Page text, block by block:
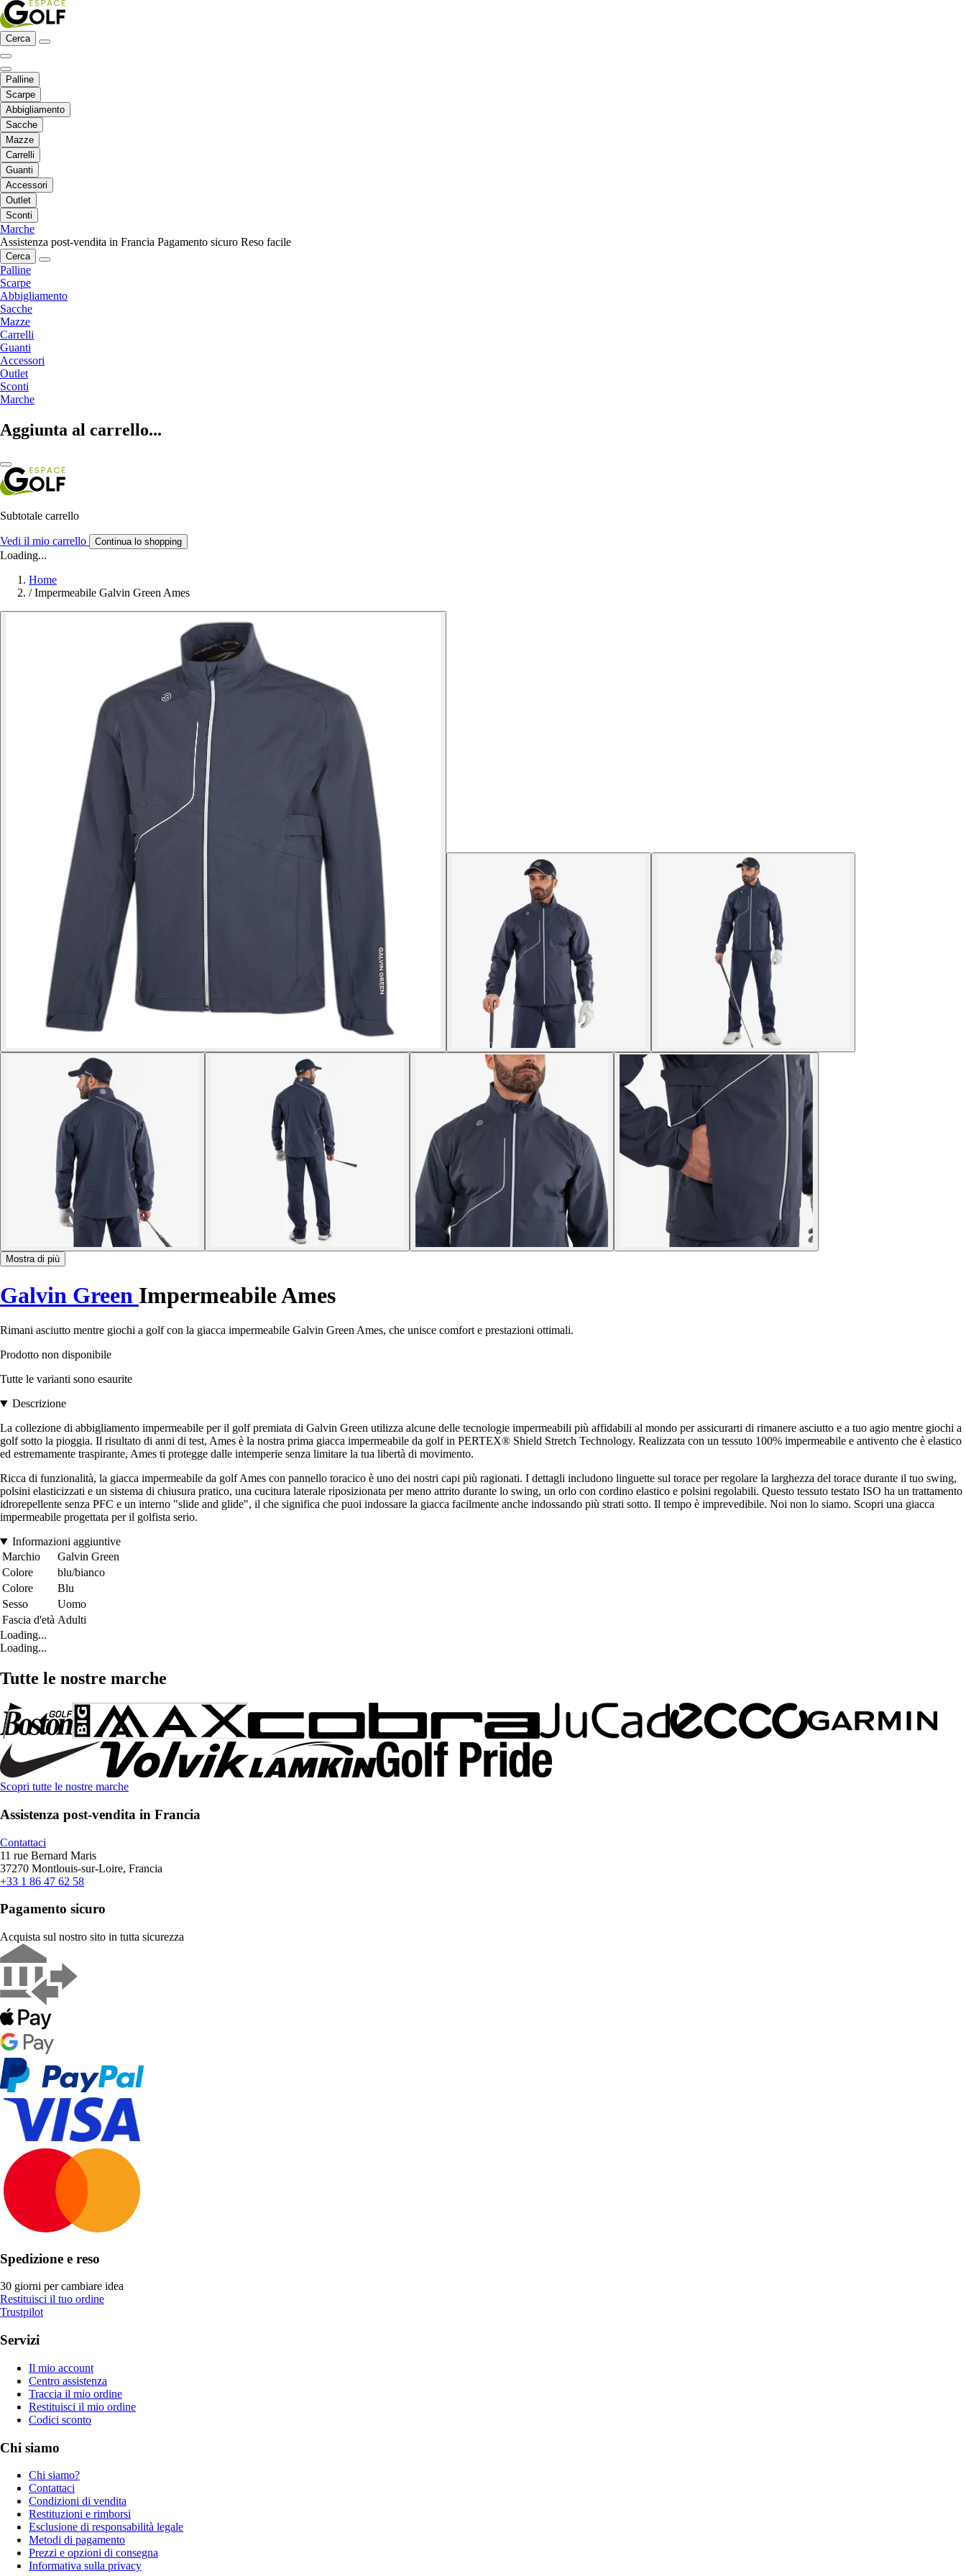
Cerca
Palline
Scarpe
Abbigliamento
Sacche
Mazze
Carrelli
Guanti
Accessori
Outlet
Sconti
Marche
Assistenza post-vendita in Francia Pagamento sicuro Reso facile
Cerca
Palline
Scarpe
Abbigliamento
Sacche
Mazze
Carrelli
Guanti
Accessori
Outlet
Sconti
Marche
Aggiunta al carrello...
Subtotale carrello
Vedi il mio carrello Continua lo shopping
Loading...
Home
/ Impermeabile Galvin Green Ames
Mostra di più
Galvin Green Impermeabile Ames
Rimani asciutto mentre giochi a golf con la giacca impermeabile Galvin Green Ames, che unisce comfort e prestazioni ottimali.
Prodotto non disponibile
Tutte le varianti sono esaurite
Descrizione
La collezione di abbigliamento impermeabile per il golf premiata di Galvin Green utilizza alcune delle tecnologie impermeabili più affidabili al mondo per assicurarti di rimanere asciutto e a tuo agio mentre giochi a
golf sotto la pioggia. Il risultato di anni di test, Ames è la nostra prima giacca impermeabile da golf in PERTEX® Shield Stretch Technology. Realizzata con un tessuto 100% impermeabile e antivento che è elastico
ed estremamente traspirante, Ames ti protegge dalle intemperie senza limitare la tua libertà di movimento.
Ricca di funzionalità, la giacca impermeabile da golf Ames con pannello toracico è uno dei nostri capi più ragionati. I dettagli includono linguette sul torace per regolare la larghezza del torace durante il tuo swing,
polsini elasticizzati e un sistema di chiusura pratico, una cucitura laterale riposizionata per meno attrito durante lo swing, un orlo con cordino elastico e polsini regolabili. Questo tessuto testato ISO ha un trattamento
idrorepellente senza PFC e un interno "slide and glide", il che significa che puoi indossare la giacca facilmente anche indossando più strati sotto. Il tempo è imprevedibile. Noi non lo siamo. Scopri una giacca
impermeabile progettata per il golfista serio.
Informazioni aggiuntive
Marchio
Galvin Green
Colore
blu/bianco
Colore
Blu
Sesso
Uomo
Fascia d'età Adulti
Loading...
Loading...
Tutte le nostre marche
Scopri tutte le nostre marche
Assistenza post-vendita in Francia
Contattaci
11 rue Bernard Maris
37270 Montlouis-sur-Loire, Francia
+33 1 86 47 62 58
Pagamento sicuro
Acquista sul nostro sito in tutta sicurezza
Spedizione e reso
30 giorni per cambiare idea
Restituisci il tuo ordine
Trustpilot
Servizi
Il mio account
Centro assistenza
Traccia il mio ordine
Restituisci il mio ordine
Codici sconto
Chi siamo
Chi siamo?
Contattaci
Condizioni di vendita
Restituzioni e rimborsi
Esclusione di responsabilità legale
Metodi di pagamento
Prezzi e opzioni di consegna
Informativa sulla privacy